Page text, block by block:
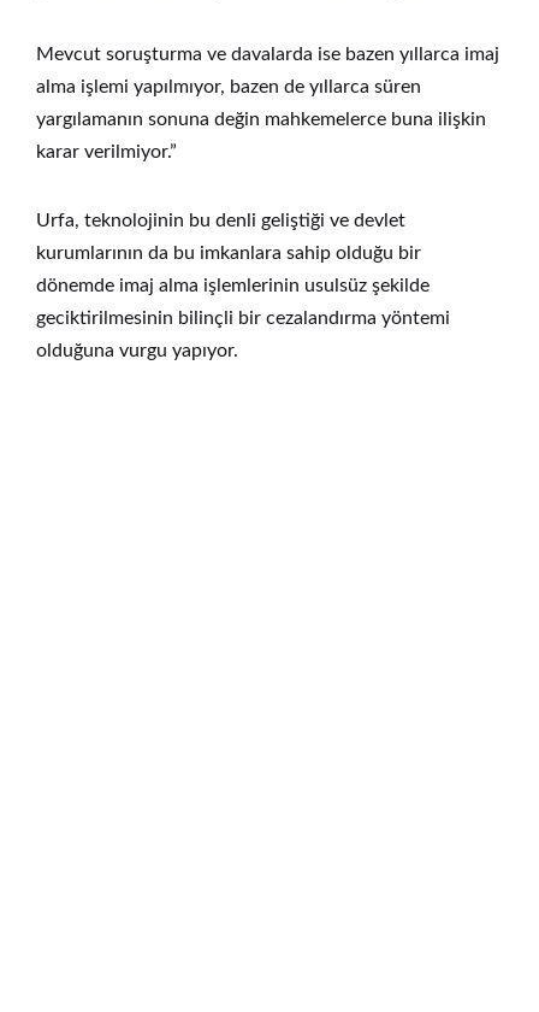
Mevcut soruşturma ve davalarda ise bazen yıllarca imaj
alma işlemi yapılmıyor, bazen de yıllarca süren
yargılamanın sonuna değin mahkemelerce buna ilişkin
karar verilmiyor.”
Urfa, teknolojinin bu denli geliştiği ve devlet
kurumlarının da bu imkanlara sahip olduğu bir
dönemde imaj alma işlemlerinin usulsüz şekilde
geciktirilmesinin bilinçli bir cezalandırma yöntemi
olduğuna vurgu yapıyor.